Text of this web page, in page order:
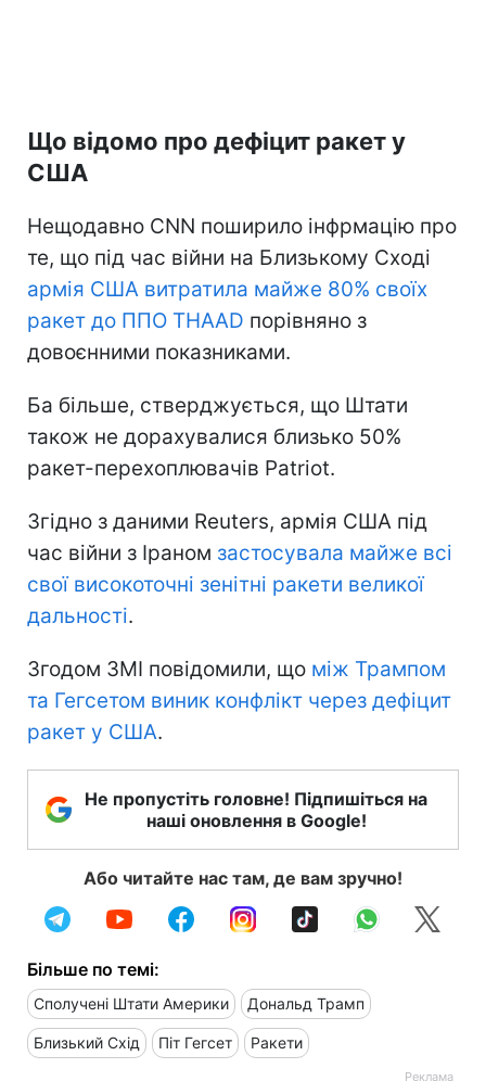
Що відомо про дефіцит ракет у
США
Нещодавно CNN поширило інфрмацію про
те, що під час війни на Близькому Сході
армія США витратила майже 80% своїх
ракет до ППО THAAD порівняно з
довоєнними показниками.
Ба більше, стверджується, що Штати
також не дорахувалися близько 50%
ракет-перехоплювачів Patriot.
Згідно з даними Reuters, армія США під
час війни з Іраном застосувала майже всі
свої високоточні зенітні ракети великої
дальності.
Згодом ЗМІ повідомили, що між Трампом
та Гегсетом виник конфлікт через дефіцит
ракет у США.
Не пропустіть головне! Підпишіться на
наші оновлення в Google!
Або читайте нас там, де вам зручно!
Більше по темі:
Сполучені Штати Америки Дональд Трамп
Близький Схід Піт Гегсет Ракети